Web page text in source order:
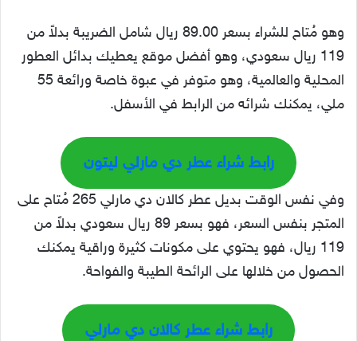
وهو مُتاح للشراء بسعر 89.00 ريال شامل الضريبة بدلاً من
119 ريال سعودي، وهو أفضل موقع يعطيك بدائل العطور
المحلية والعالمية، وهو متوفر في عبوة خاصة ورائعة 55
ملي، يمكنك شرائه من الرابط في الأسفل.
رابط شراء عطر دي مارلي ليتون
وفي نفس الوقت بديل عطر كالان دي مارلي 265 مُتاح على
المتجر بنفس السعر، فهو بسعر 89 ريال سعودي بدلاً من
119 ريال، فهو يحتوي على مكونات كثيرة وراقية يمكنك
الحصول من خلالها على الرائحة الطيبة والفواحة.
رابط شراء عطر كالان دي مارلي